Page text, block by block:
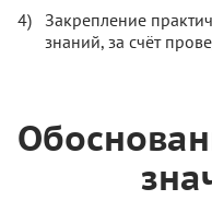
Закрепление
знаний, за счёт